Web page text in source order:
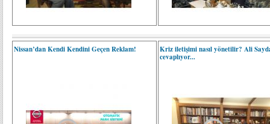
Nissan’dan Kendi Kendini Geçen Reklam!
Kriz iletişimi nasıl yönetilir? Ali
cevaplıyor...